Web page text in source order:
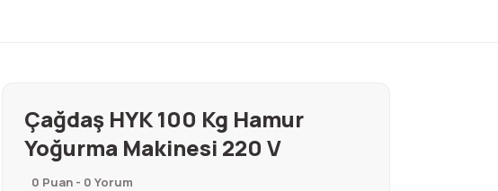
Çağdaş HYK 100 Kg Hamur
Yoğurma Makinesi 220 V
0 Puan - 0 Yorum